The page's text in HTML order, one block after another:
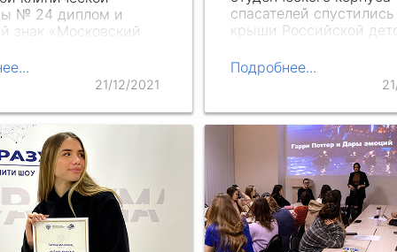
№ 24 диплом и
знак «Московский
Дегтяревой
кафедрой
ветерану труда,
21/12/2021
спасателей спустились
крыши Российской
им. Н.И. Пи
новогодних героев и
поздравили наших
наступающим
Подробнее...